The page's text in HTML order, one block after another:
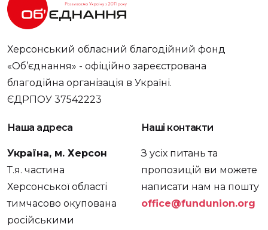
Херсонський обласний благодійний фонд
«Об’єднання» - офіційно зареєстрована
благодійна організація в Україні.
ЄДРПОУ 37542223
Наша адреса
Україна, м. Херсон
Т.я. частина
Херсонської області
тимчасово окупована
російськими
Наші контакти
З усіх питань та
пропозицій ви можете
написати нам на пошту
office@fundunion.org